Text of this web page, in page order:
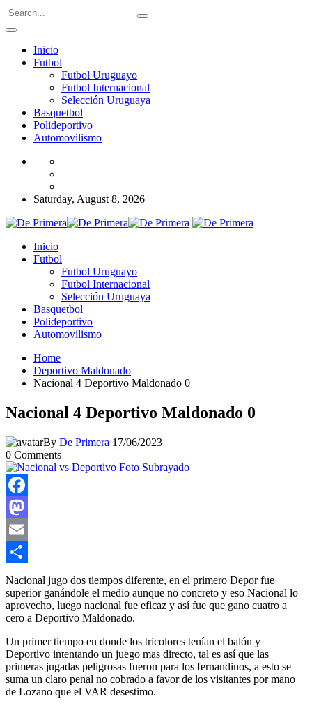
Inicio
Futbol
Futbol Uruguayo
Futbol Internacional
Selección Uruguaya
Basquetbol
Polideportivo
Automovilismo
Saturday, August 8, 2026
Inicio
Futbol
Futbol Uruguayo
Futbol Internacional
Selección Uruguaya
Basquetbol
Polideportivo
Automovilismo
Home
Deportivo Maldonado
Nacional 4 Deportivo Maldonado 0
Nacional 4 Deportivo Maldonado 0
By De Primera 17/06/2023
0 Comments
Facebook
Mastodon
Email
Compartir
Nacional jugo dos tiempos diferente, en el primero Depor fue
superior ganándole el medio aunque no concreto y eso Nacional lo
aprovecho, luego nacional fue eficaz y así fue que gano cuatro a
cero a Deportivo Maldonado.
Un primer tiempo en donde los tricolores tenían el balón y
Deportivo intentando un juego mas directo, tal es así que las
primeras jugadas peligrosas fueron para los fernandinos, a esto se
suma un claro penal no cobrado a favor de los visitantes por mano
de Lozano que el VAR desestimo.